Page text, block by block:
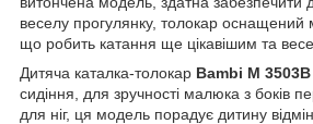
веселу прогулянку, толокар оснащений
що робить катання ще цікавішим та
Дитяча каталка-толокар Bambi M 3503B
сидіння, для зручності малюка з боків
для ніг, ця модель порадує дитину